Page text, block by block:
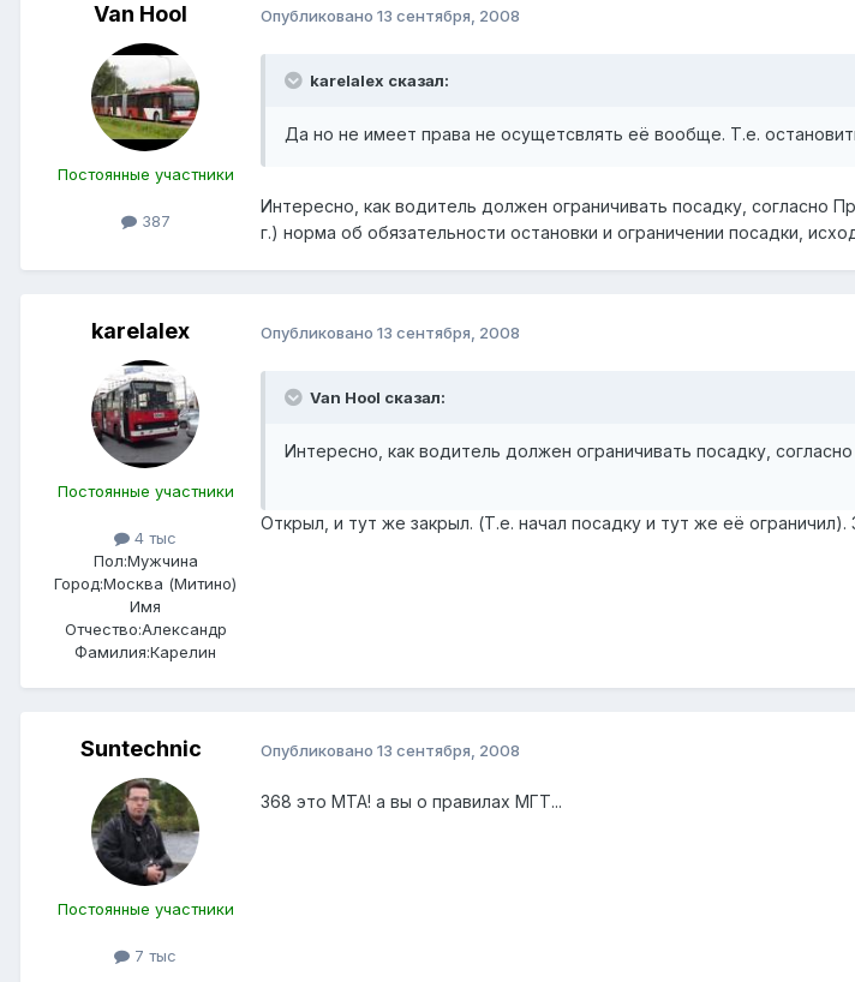
Van Hool
Постоянные участники
387
Опубликовано 13 сентября, 2008
karelalex сказал:
Да но не имеет права не осущетсвлять её вообще. Т.е.
Интересно, как водитель должен ограничивать посадку, согласно
г.) норма об обязательности остановки и ограничении посадки,
karelalex
Постоянные участники
4 тыс
Пол:Мужчина
Город:Москва (Митино)
Имя
Отчество:Александр
Фамилия:Карелин
Опубликовано 13 сентября, 2008
Van Hool сказал:
Интересно, как водитель должен ограничивать посадку,
Открыл, и тут же закрыл. (Т.е. начал посадку и тут же её ограничил).
Suntechnic
Постоянные участники
7 тыс
Опубликовано 13 сентября, 2008
368 это МТА! а вы о правилах МГТ...